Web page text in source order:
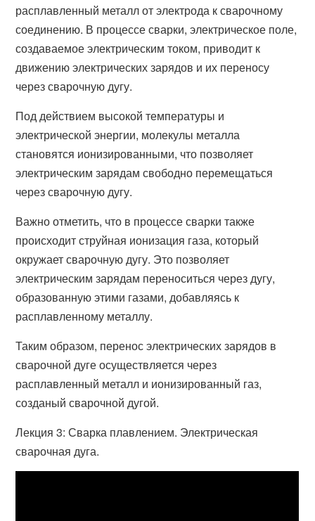
расплавленный металл от электрода к сварочному
соединению. В процессе сварки, электрическое поле,
создаваемое электрическим током, приводит к
движению электрических зарядов и их переносу
через сварочную дугу.
Под действием высокой температуры и
электрической энергии, молекулы металла
становятся ионизированными, что позволяет
электрическим зарядам свободно перемещаться
через сварочную дугу.
Важно отметить, что в процессе сварки также
происходит струйная ионизация газа, который
окружает сварочную дугу. Это позволяет
электрическим зарядам переноситься через дугу,
образованную этими газами, добавляясь к
расплавленному металлу.
Таким образом, перенос электрических зарядов в
сварочной дуге осуществляется через
расплавленный металл и ионизированный газ,
созданый сварочной дугой.
Лекция 3: Сварка плавлением. Электрическая
сварочная дуга.